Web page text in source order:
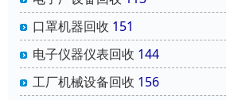
口罩机器回收 151
电子仪器仪表回收 144
工厂机械设备回收 156